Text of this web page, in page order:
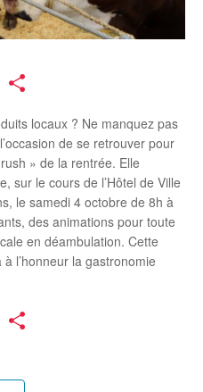
Print
locaux ? Ne manquez pas
de se retrouver pour
» de la rentrée. Elle
sur le cours de l’Hôtel de Ville
le samedi 4 octobre de 8h à
des animations pour toute
en déambulation. Cette
l’honneur la gastronomie
Print